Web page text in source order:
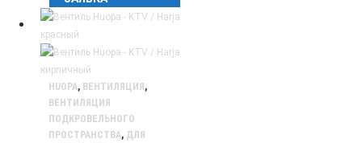
HUOPA, ВЕНТИЛЯЦИЯ,
ВЕНТИЛЯЦИЯ
ПОДКРОВЕЛЬНОГО
ПРОСТРАНСТВА, ДЛЯ